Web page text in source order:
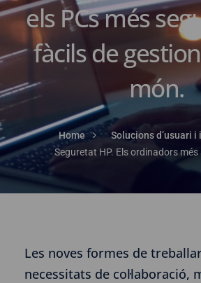
els PCs més
fàcils de
món.
Home
Solucions d’usuari i
Seguretat HP. Els ordinadors més
Les noves formes de
necessitats de col·laboració,